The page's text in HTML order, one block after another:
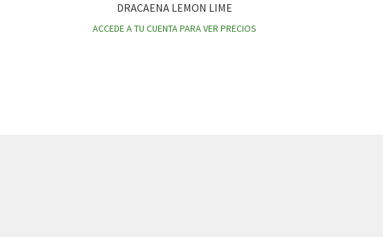
DRACAENA LEMON LIME
ACCEDE A TU CUENTA PARA VER PRECIOS